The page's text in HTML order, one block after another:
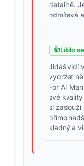
detailně.
odmítavá
👍Líbilo se
Jidáš vidí
vydržet
For All
své
si
přímo
kladný a